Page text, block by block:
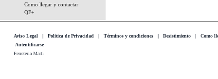
Como llegar y contactar
QF+
Aviso Legal | Politica de Privacidad | Términos y condiciones | Desistimiento | Como
Autentificarse
Ferreteria Marti